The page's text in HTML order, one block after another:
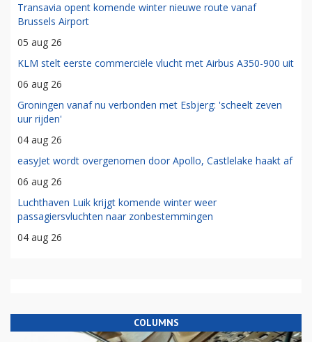
Transavia opent komende winter nieuwe route vanaf
Brussels Airport
05 aug 26
KLM stelt eerste commerciële vlucht met Airbus A350-900 uit
06 aug 26
Groningen vanaf nu verbonden met Esbjerg: 'scheelt zeven
uur rijden'
04 aug 26
easyJet wordt overgenomen door Apollo, Castlelake haakt af
06 aug 26
Luchthaven Luik krijgt komende winter weer
passagiersvluchten naar zonbestemmingen
04 aug 26
COLUMNS